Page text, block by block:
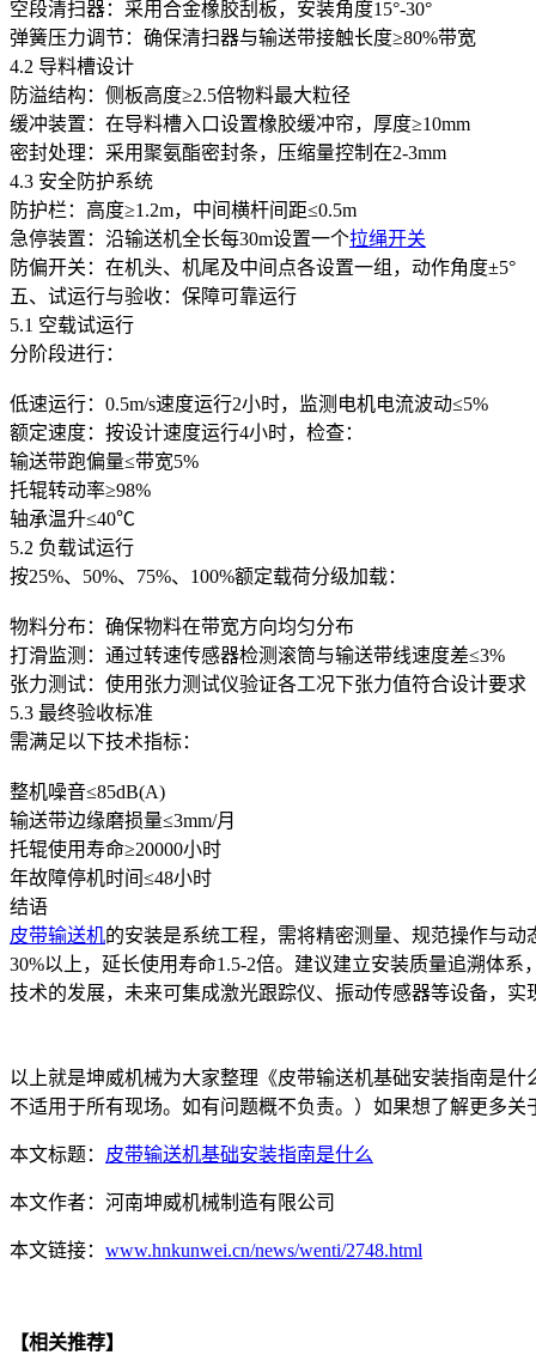
空段清扫器：采用合金橡胶刮板，安装角度15°-30°
弹簧压力调节：确保清扫器与输送带接触长度≥80%带宽
4.2 导料槽设计
防溢结构：侧板高度≥2.5倍物料最大粒径
缓冲装置：在导料槽入口设置橡胶缓冲帘，厚度≥10mm
密封处理：采用聚氨酯密封条，压缩量控制在2-3mm
4.3 安全防护系统
防护栏：高度≥1.2m，中间横杆间距≤0.5m
急停装置：沿输送机全长每30m设置一个拉绳开关
防偏开关：在机头、机尾及中间点各设置一组，动作角度±5°
五、试运行与验收：保障可靠运行
5.1 空载试运行
分阶段进行：
低速运行：0.5m/s速度运行2小时，监测电机电流波动≤5%
额定速度：按设计速度运行4小时，检查：
输送带跑偏量≤带宽5%
托辊转动率≥98%
轴承温升≤40℃
5.2 负载试运行
按25%、50%、75%、100%额定载荷分级加载：
物料分布：确保物料在带宽方向均匀分布
打滑监测：通过转速传感器检测滚筒与输送带线速度差≤3%
张力测试：使用张力测试仪验证各工况下张力值符合设计要求
5.3 最终验收标准
需满足以下技术指标：
整机噪音≤85dB(A)
输送带边缘磨损量≤3mm/月
托辊使用寿命≥20000小时
年故障停机时间≤48小时
结语
皮带输送机的安装是系统工程，需将精密测量、规范操作与
30%以上，延长使用寿命1.5-2倍。建议建立安装质量追溯体
技术的发展，未来可集成激光跟踪仪、振动传感器等设备，
以上就是坤威机械为大家整理《皮带输送机基础安装指南是
不适用于所有现场。如有问题概不负责。）如果想了解更多
本文标题： 皮带输送机基础安装指南是什么
本文作者： 河南坤威机械制造有限公司
本文链接： www.hnkunwei.cn/news/wenti/2748.html
【相关推荐】